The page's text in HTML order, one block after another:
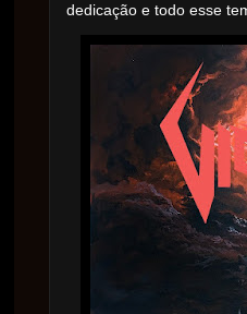
dedicação e todo esse